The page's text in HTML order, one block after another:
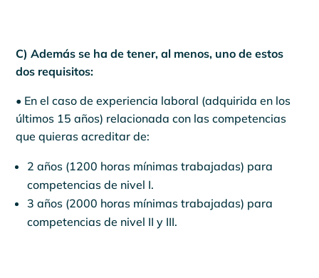
C) Además se ha de tener, al menos, uno de estos
dos requisitos:
• En el caso de experiencia laboral (adquirida en los
últimos 15 años) relacionada con las competencias
que quieras acreditar de:
2 años (1200 horas mínimas trabajadas) para
competencias de nivel I.
3 años (2000 horas mínimas trabajadas) para
competencias de nivel II y III.